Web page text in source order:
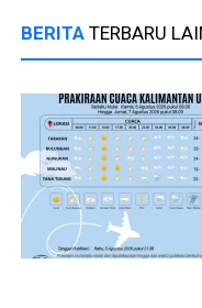
BERITA TERBARU